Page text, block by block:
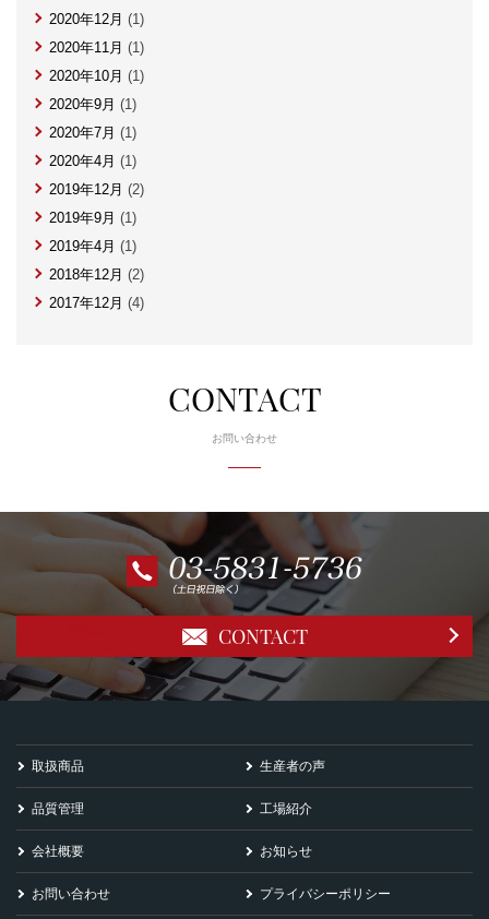
2020年12月 (1)
2020年11月 (1)
2020年10月 (1)
2020年9月 (1)
2020年7月 (1)
2020年4月 (1)
2019年12月 (2)
2019年9月 (1)
2019年4月 (1)
2018年12月 (2)
2017年12月 (4)
CONTACT
お問い合わせ
CONTACT
取扱商品 生産者の声
品質管理 工場紹介
会社概要 お知らせ
お問い合わせ プライバシーポリシー